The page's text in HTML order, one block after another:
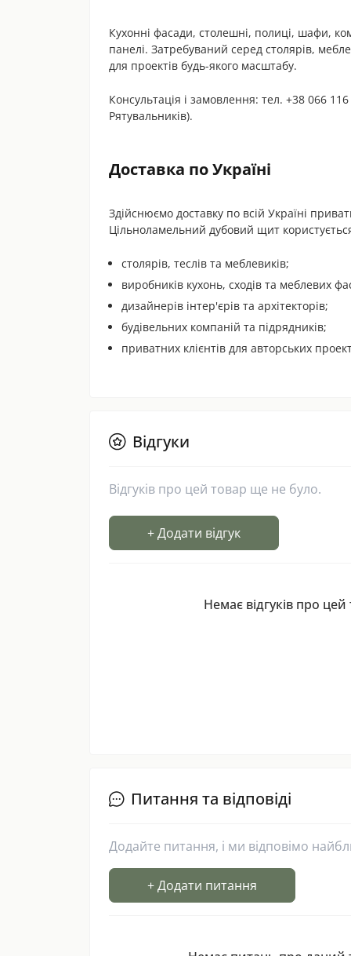
Кухонні фасади, столешні, полиці, шафи,
панелі. Затребуваний серед столярів,
для проектів будь-якого масштабу.
Консультація і замовлення: тел. +38 066
Рятувальників).
Доставка по Україні
Здійснюємо доставку по всій Україні
Цільноламельний дубовий щит
столярів, теслів та меблевиків;
виробників кухонь, сходів та меблевих
дизайнерів інтер'єрів та архітекторів;
будівельних компаній та підрядників;
приватних клієнтів для авторських
Відгуки
Відгуків про цей товар ще не було.
+ Додати відгук
Немає відгуків про
Питання та відповіді
Додайте питання, і ми відповімо
+ Додати питання